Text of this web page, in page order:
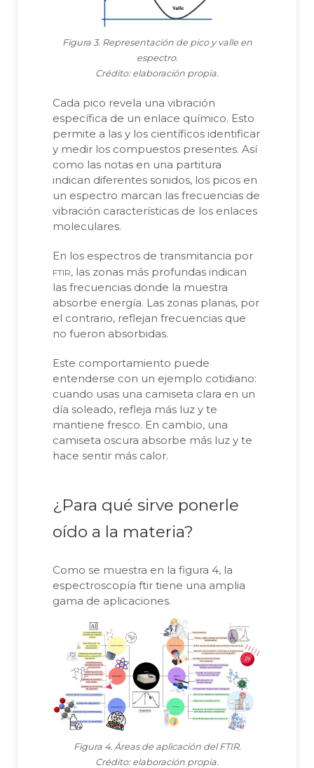
Figura 3. Representación de pico y valle en
espectro.
Crédito: elaboración propia.
Cada pico revela una vibración
específica de un enlace químico. Esto
permite a las y los científicos identificar
y medir los compuestos presentes. Así
como las notas en una partitura
indican diferentes sonidos, los picos en
un espectro marcan las frecuencias de
vibración características de los enlaces
moleculares.
En los espectros de transmitancia por
ftir, las zonas más profundas indican
las frecuencias donde la muestra
absorbe energía. Las zonas planas, por
el contrario, reflejan frecuencias que
no fueron absorbidas.
Este comportamiento puede
entenderse con un ejemplo cotidiano:
cuando usas una camiseta clara en un
día soleado, refleja más luz y te
mantiene fresco. En cambio, una
camiseta oscura absorbe más luz y te
hace sentir más calor.
¿Para qué sirve ponerle
oído a la materia?
Como se muestra en la figura 4, la
espectroscopía ftir tiene una amplia
gama de aplicaciones.
Figura 4. Áreas de aplicación del FTIR.
Crédito: elaboración propia.